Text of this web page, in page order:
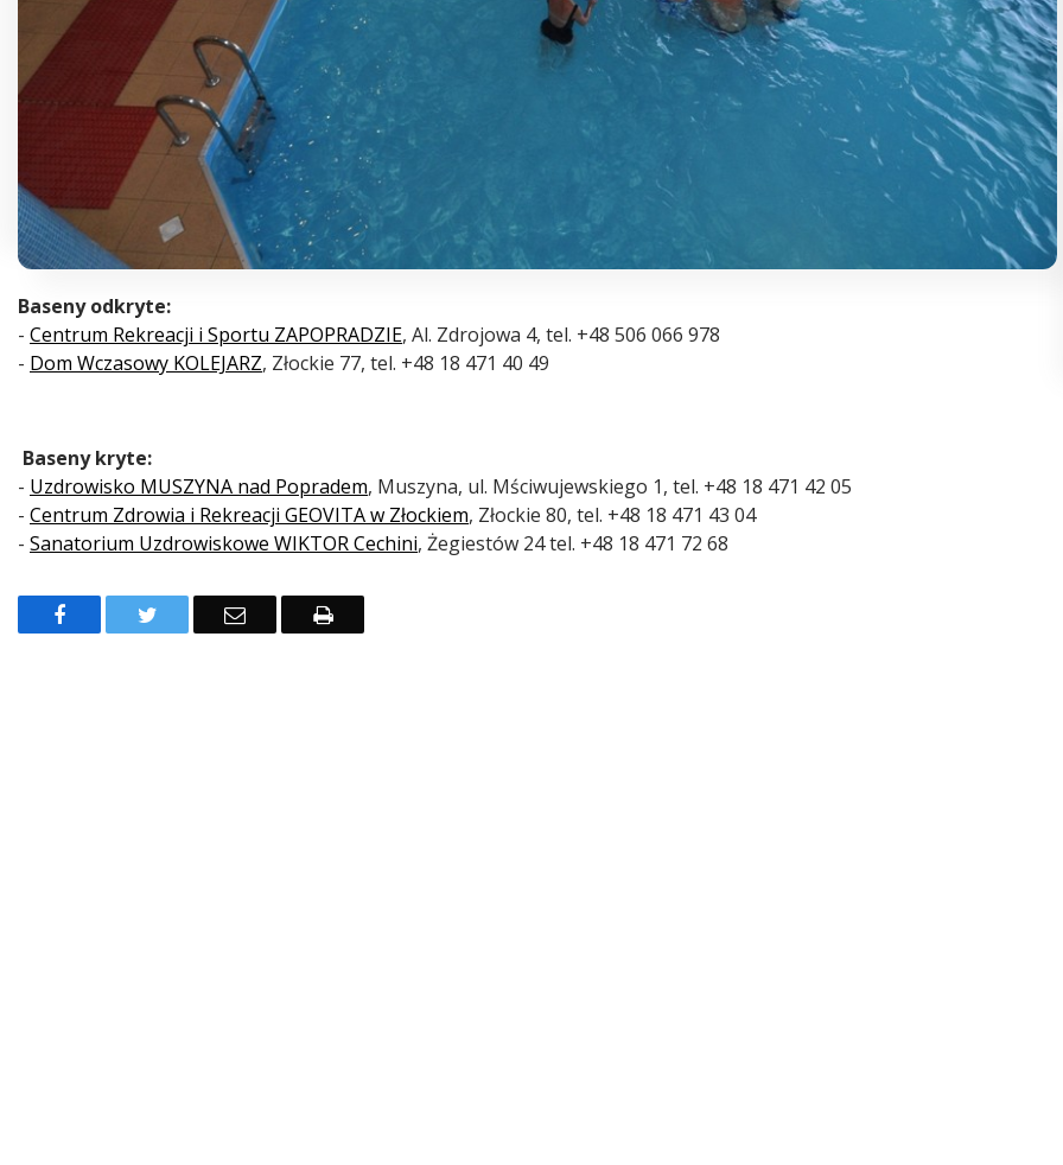
Baseny odkryte:
- Centrum Rekreacji i Sportu ZAPOPRADZIE, Al. Zdrojowa 4, tel. +48 506 066 978
- Dom Wczasowy KOLEJARZ, Złockie 77, tel. +48 18 471 40 49
Baseny kryte:
- Uzdrowisko MUSZYNA nad Popradem, Muszyna, ul. Mściwujewskiego 1, tel. +48 18 471 42 05
- Centrum Zdrowia i Rekreacji GEOVITA w Złockiem, Złockie 80, tel. +48 18 471 43 04
- Sanatorium Uzdrowiskowe WIKTOR Cechini, Żegiestów 24 tel. +48 18 471 72 68
FacebookTwitter Email Drukuj